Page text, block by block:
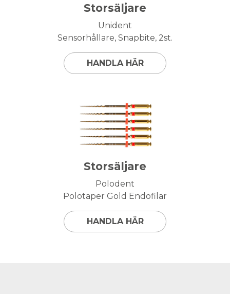
Storsäljare
Unident
Sensorhållare, Snapbite, 2st.
HANDLA HÄR
Storsäljare
Polodent
Polotaper Gold Endofilar
HANDLA HÄR